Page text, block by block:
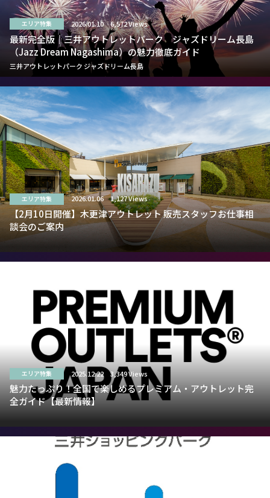
エリア特集 2026.01.10 6,572 Views
最新完全版｜三井アウトレットパーク ジャズドリーム長島
（Jazz Dream Nagashima）の魅力徹底ガイド
三井アウトレットパーク ジャズドリーム長島
エリア特集 2026.01.06 1,127 Views
【2月10日開催】木更津アウトレット 販売スタッフお仕事相
談会のご案内
エリア特集 2025.12.22 3,349 Views
魅力たっぷり！全国で楽しめるプレミアム・アウトレット完
全ガイド【最新情報】